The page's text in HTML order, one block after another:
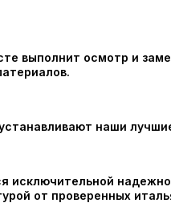
выполнит осмотр и
наши
исключительной
от проверенных